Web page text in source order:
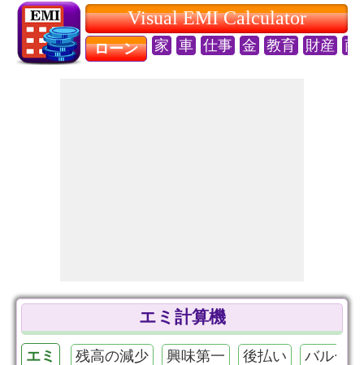
Visual EMI Calculator
ローン 家 車 仕事 金 教育 財産 商
エミ計算機
エミ 残高の減少 興味第一 後払い バルー